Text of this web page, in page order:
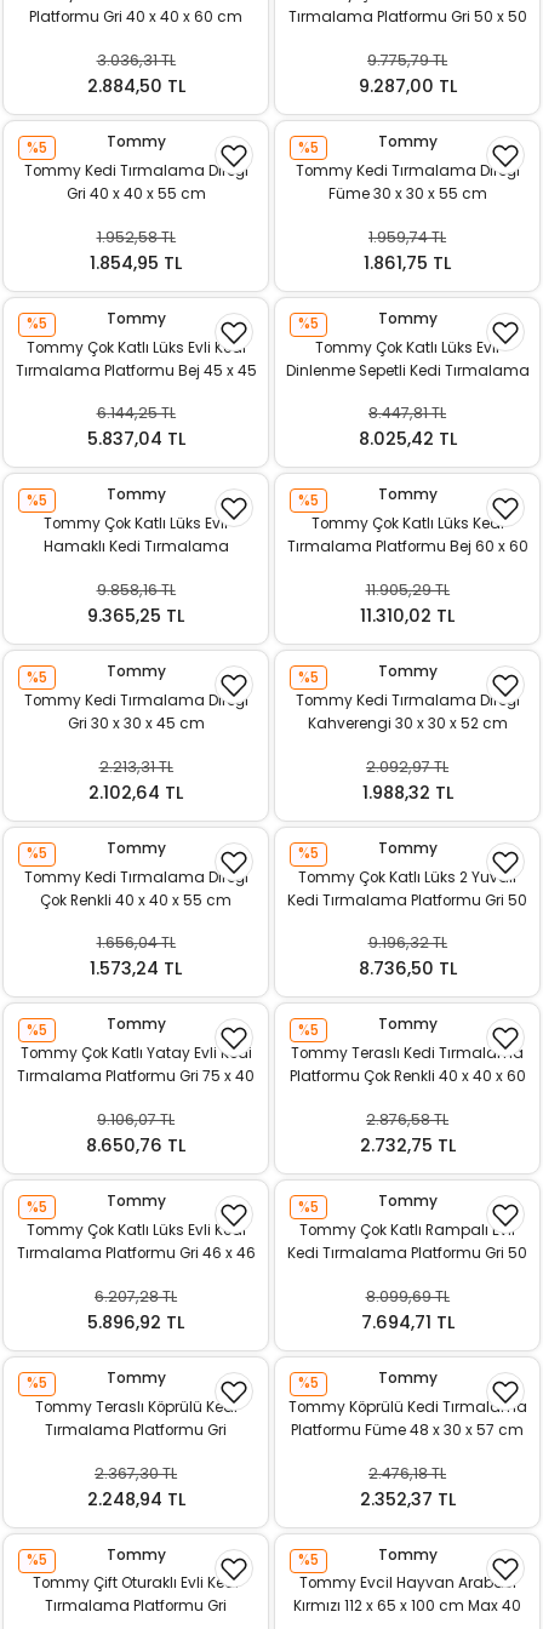
Platformu Gri 40 x 40 x 60 cm
3.036,31 TL
2.884,50 TL
Tırmalama Platformu Gri 50 x 50
9.775,79 TL
9.287,00 TL
%5
Tommy
Tommy Kedi Tırmalama Direği
Gri 40 x 40 x 55 cm
1.952,58 TL
1.854,95 TL
%5
Tommy
Tommy Kedi Tırmalama Direği
Füme 30 x 30 x 55 cm
1.959,74 TL
1.861,75 TL
%5
Tommy
Tommy Çok Katlı Lüks Evli Kedi
Tırmalama Platformu Bej 45 x 45
6.144,25 TL
5.837,04 TL
%5
Tommy
Tommy Çok Katlı Lüks Evli
Dinlenme Sepetli Kedi Tırmalama
8.447,81 TL
8.025,42 TL
%5
Tommy
Tommy Çok Katlı Lüks Evli
Hamaklı Kedi Tırmalama
9.858,16 TL
9.365,25 TL
%5
Tommy
Tommy Çok Katlı Lüks Kedi
Tırmalama Platformu Bej 60 x 60
11.905,29 TL
11.310,02 TL
%5
Tommy
Tommy Kedi Tırmalama Direği
Gri 30 x 30 x 45 cm
2.213,31 TL
2.102,64 TL
%5
Tommy
Tommy Kedi Tırmalama Direği
Kahverengi 30 x 30 x 52 cm
2.092,97 TL
1.988,32 TL
%5
Tommy
Tommy Kedi Tırmalama Direği
Çok Renkli 40 x 40 x 55 cm
1.656,04 TL
1.573,24 TL
%5
Tommy
Tommy Çok Katlı Lüks 2 Yuvalı
Kedi Tırmalama Platformu Gri 50
9.196,32 TL
8.736,50 TL
%5
Tommy
Tommy Çok Katlı Yatay Evli Kedi
Tırmalama Platformu Gri 75 x 40
9.106,07 TL
8.650,76 TL
%5
Tommy
Tommy Teraslı Kedi Tırmalama
Platformu Çok Renkli 40 x 40 x 60
2.876,58 TL
2.732,75 TL
%5
Tommy
Tommy Çok Katlı Lüks Evli Kedi
Tırmalama Platformu Gri 46 x 46
6.207,28 TL
5.896,92 TL
%5
Tommy
Tommy Çok Katlı Rampalı Evli
Kedi Tırmalama Platformu Gri 50
8.099,69 TL
7.694,71 TL
%5
Tommy
Tommy Teraslı Köprülü Kedi
Tırmalama Platformu Gri
2.367,30 TL
2.248,94 TL
%5
Tommy
Tommy Köprülü Kedi Tırmalama
Platformu Füme 48 x 30 x 57 cm
2.476,18 TL
2.352,37 TL
%5
Tommy
Tommy Çift Oturaklı Evli Kedi
Tırmalama Platformu Gri
%5
Tommy
Tommy Evcil Hayvan Arabası
Kırmızı 112 x 65 x 100 cm Max 40